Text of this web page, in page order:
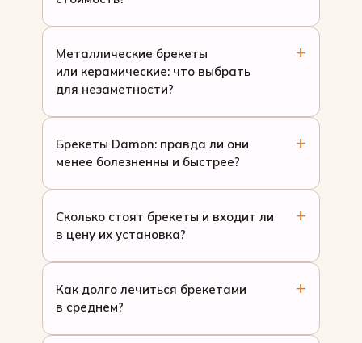
Металлические брекеты
или керамические: что выбрать
для незаметности?
Брекеты Damon: правда ли они
менее болезненны и быстрее?
Сколько стоят брекеты и входит ли
в цену их установка?
Как долго лечиться брекетами
в среднем?